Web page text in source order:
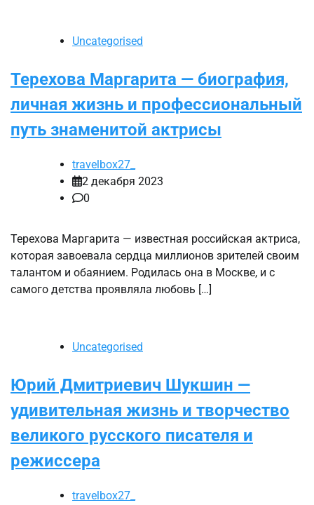
Uncategorised
Терехова Маргарита — биография,
личная жизнь и профессиональный
путь знаменитой актрисы
travelbox27_
2 декабря 2023
0
Терехова Маргарита — известная российская актриса,
которая завоевала сердца миллионов зрителей своим
талантом и обаянием. Родилась она в Москве, и с
самого детства проявляла любовь […]
Uncategorised
Юрий Дмитриевич Шукшин —
удивительная жизнь и творчество
великого русского писателя и
режиссера
travelbox27_